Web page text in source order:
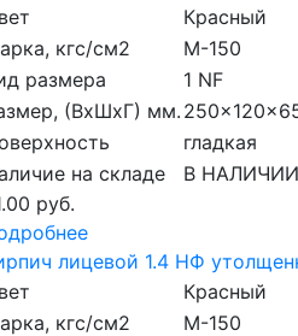
Красный
кгс/см2
M-150
размера
1 NF
(ВхШхГ) мм.
гладкая
на складе
В НАЛИЧИИ
руб.
лицевой 1.4 НФ
Красный
кгс/см2
M-150